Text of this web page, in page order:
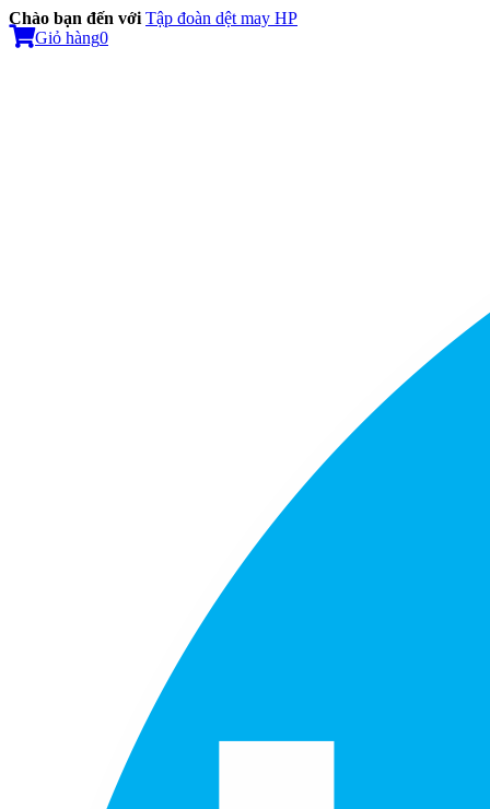
Chào bạn đến với Tập đoàn dệt may HP
Giỏ hàng0